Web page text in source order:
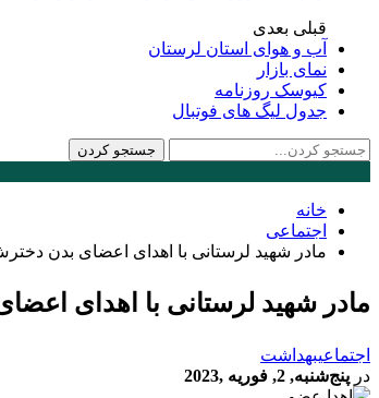
قبلی بعدی
آب و هوای استان لرستان
نمای بازار
کیوسک روزنامه
جدول لیگ های فوتبال
خانه
اجتماعی
مادر شهید لرستانی با اهدای اعضای بدن دخترش به ۵ بیمار جان
مادر شهید لرستانی با اهدای اعضای بدن
اجتماعیبهداشت
در پنج‌شنبه, 2, فوریه ,2023